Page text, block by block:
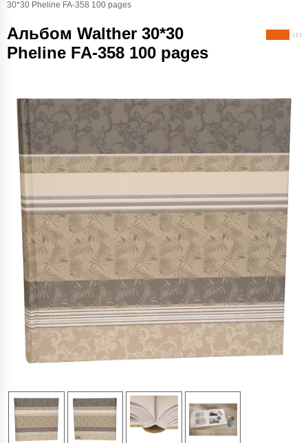
30*30 Pheline FA-358 100 pages
Альбом Walther 30*30
Pheline FA-358 100 pages
( 1 )